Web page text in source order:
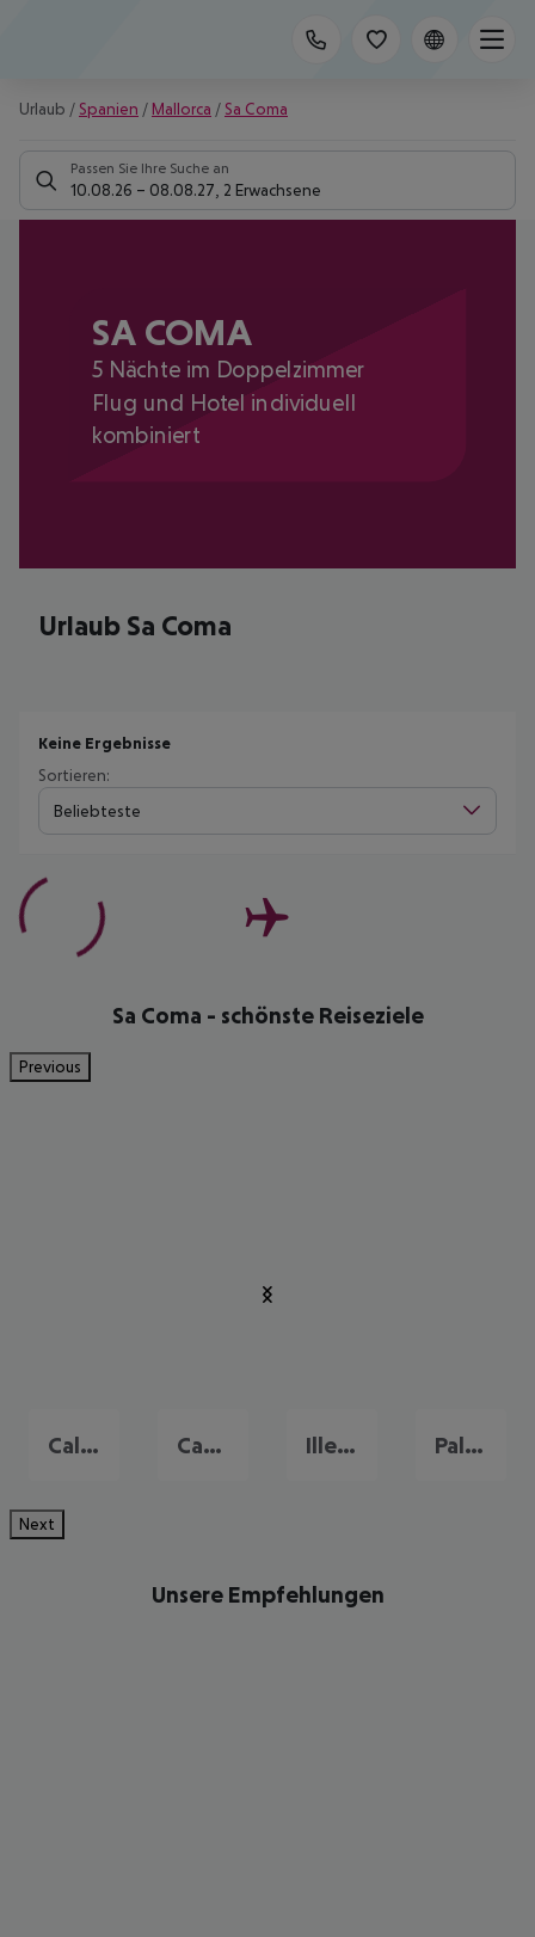
Urlaub / Spanien / Mallorca / Sa Coma
Passen Sie Ihre Suche an
10.08.26 – 08.08.27 2 Erwachsene
SA COMA
5 Nächte im Doppelzimmer
Flug und Hotel individuell
kombiniert
Urlaub Sa Coma
Keine Ergebnisse
Sortieren:
Beliebteste
Sa Coma - schönste Reiseziele
Previous
Cala d'Or Camp de Mar Illetas Palma Nova
Next
Unsere Empfehlungen